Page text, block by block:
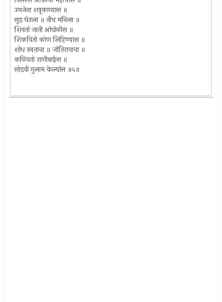
उमजेना शत्रूकाव्यास ॥
सूड घेतला ॥ नीच मनिला ॥
शिवतां जाती आंघोळीस ॥
शिकवितो कोण लिहिण्यास ॥
शोध स्वताचा ॥ जोतिरावाचा ॥
कळिवतो राणीबाईस ॥
सोडवी गुलाम केल्यांस ॥५॥